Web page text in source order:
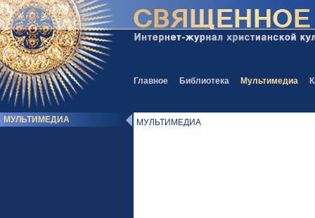
Главное Библиотека Мультимедиа
МУЛЬТИМЕДИА МУЛЬТИМЕДИА